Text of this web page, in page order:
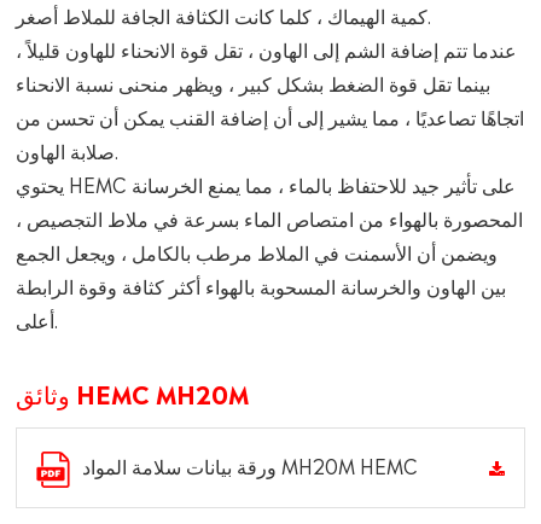
عندما تتم إضافة الشم إلى الهاون ، تقل قوة الانحناء للهاون قليلاً ،
بينما تقل قوة الضغط بشكل كبير ، ويظهر منحنى نسبة الانحناء
اتجاهًا تصاعديًا ، مما يشير إلى أن إضافة القنب يمكن أن تحسن من
يحتوي HEMC على تأثير جيد للاحتفاظ بالماء ، مما يمنع الخرسانة
المحصورة بالهواء من امتصاص الماء بسرعة في ملاط التجصيص ،
ويضمن أن الأسمنت في الملاط مرطب بالكامل ، ويجعل الجمع
بين الهاون والخرسانة المسحوبة بالهواء أكثر كثافة وقوة الرابطة
وثائق HEMC MH20M
ورقة بيانات سلامة المواد MH20M HEMC